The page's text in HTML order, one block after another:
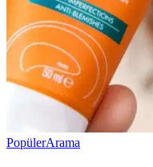
PopülerArama